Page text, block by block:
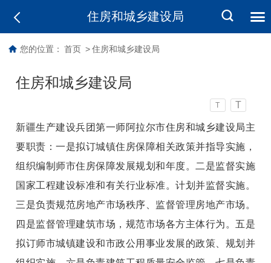
住房和城乡建设局
您的位置： 首页 > 住房和城乡建设局
住房和城乡建设局
T T
新疆生产建设兵团第一师阿拉尔市住房和城乡建设局主
要职责：一是拟订城镇住房保障相关政策并指导实施，
组织编制师市住房保障发展规划和年度。二是监督实施
国家工程建设标准和有关行业标准。计划并监督实施。
三是负责规范房地产市场秩序、监督管理房地产市场。
四是监督管理建筑市场，规范市场各方主体行为。五是
拟订师市城镇建设和市政公用事业发展的政策、规划并